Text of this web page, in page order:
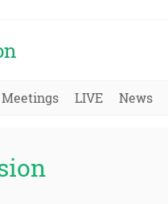
Meetings LIVE News